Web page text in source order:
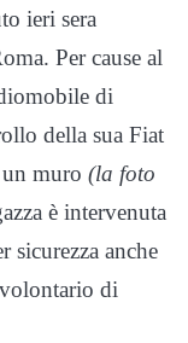
ieri sera
Per cause al
di
della sua Fiat
un muro (la foto
è intervenuta
sicurezza anche
di